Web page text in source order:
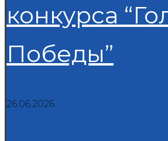
конкурса
Победы”
26.06.2026